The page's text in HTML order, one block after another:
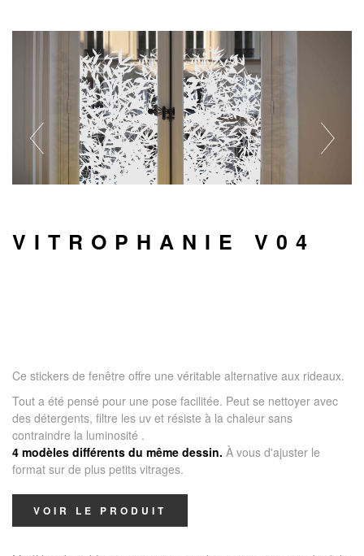
VITROPHANIE V04
Ce stickers de fenêtre offre une véritable alternative aux rideaux.
Tout a été pensé pour une pose facilitée. Peut se nettoyer avec
des détergents, filtre les uv et résiste à la chaleur sans
contraindre la luminosité .
4 modèles différents du même dessin. À vous d'ajuster le
format sur de plus petits vitrages.
VOIR LE PRODUIT